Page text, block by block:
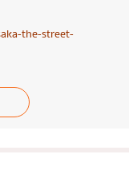
the-street-